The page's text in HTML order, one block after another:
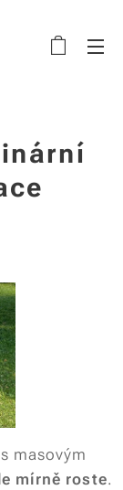
masovým
mírně roste.